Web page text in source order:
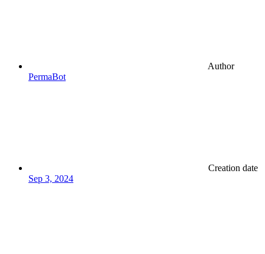
Author
PermaBot
Creation date
Sep 3, 2024